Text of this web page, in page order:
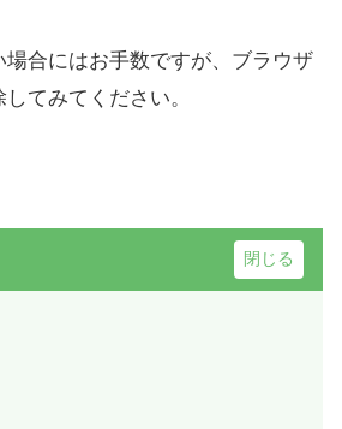
合にはお手数ですが、ブラウザ
てみてください。